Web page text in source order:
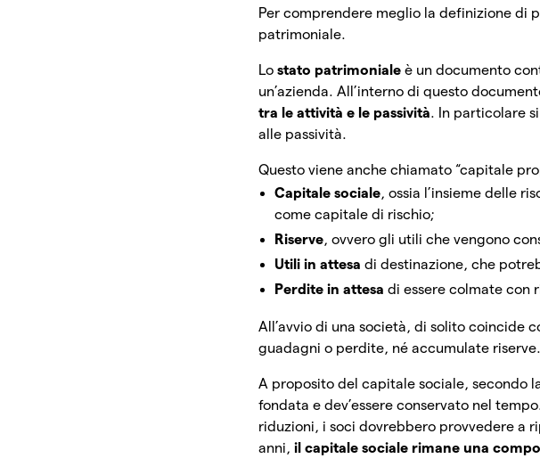
Per comprendere meglio la definizione di
patrimoniale.
Lostato patrimoniale è un documento
un’azienda. All’interno di questo
tra le attività e le passività. In particolare
alle passività.
Questo viene anche chiamato “capitale
Capitale sociale, ossia l’insieme delle
come capitale di rischio;
Riserve, ovvero gli utili che vengono
Utili in attesadi destinazione, che
Perdite in attesa di essere colmate con
All’avvio di una società, di solito coincide
guadagni o perdite, né accumulate riserve.
A proposito del capitale sociale, secondo
fondata e dev’essere conservato nel
riduzioni, i soci dovrebbero provvedere a
anni,il capitale sociale rimane una